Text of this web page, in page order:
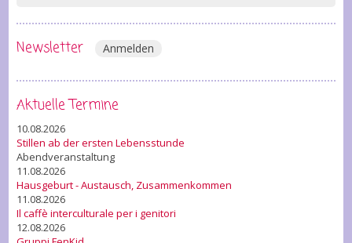
Newsletter Anmelden
Aktuelle Termine
10.08.2026
Stillen ab der ersten Lebensstunde
Abendveranstaltung
11.08.2026
Hausgeburt - Austausch, Zusammenkommen
11.08.2026
Il caffè interculturale per i genitori
12.08.2026